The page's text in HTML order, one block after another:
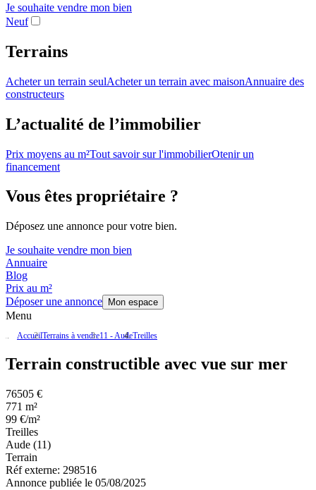
Je souhaite vendre mon bien
Neuf
Terrains
Acheter un terrain seulAcheter un terrain avec maisonAnnuaire des
constructeurs
L’actualité de l’immobilier
Prix moyens au m²Tout savoir sur l'immobilierOtenir un
financement
Vous êtes propriétaire ?
Déposez une annonce pour votre bien.
Je souhaite vendre mon bien
Annuaire
Blog
Prix au m²
Déposer une annonce
Mon espace
Menu
AccueilTerrains à vendre11 - AudeTreilles
Terrain constructible avec vue sur mer
76505 €
771 m²
99 €/m²
Treilles
Aude (11)
Terrain
Réf externe: 298516
Annonce publiée le 05/08/2025